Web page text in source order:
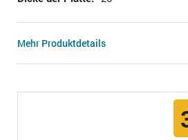
Mehr Produktdetails